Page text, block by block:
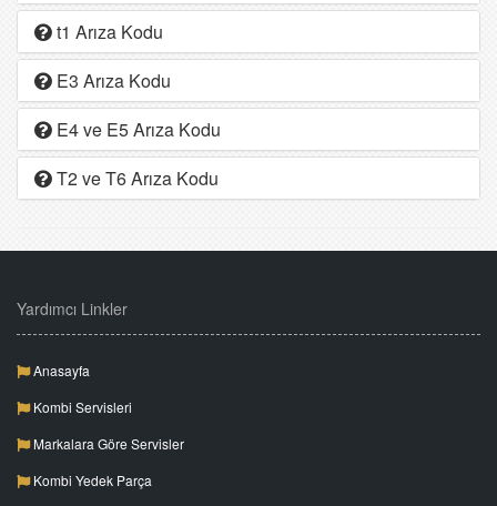
t1 Arıza Kodu
E3 Arıza Kodu
E4 ve E5 Arıza Kodu
T2 ve T6 Arıza Kodu
Yardımcı Linkler
Anasayfa
Kombi Servisleri
Markalara Göre Servisler
Kombi Yedek Parça